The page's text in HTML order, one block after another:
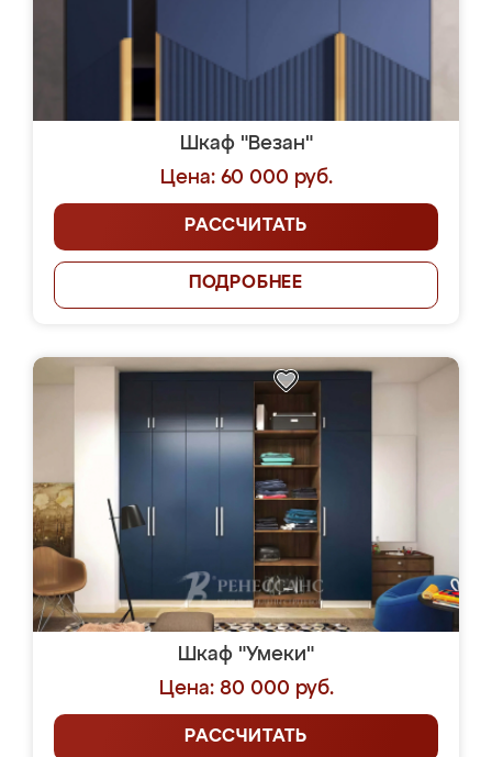
Шкаф "Везан"
Цена: 60 000 руб.
РАССЧИТАТЬ
ПОДРОБНЕЕ
Шкаф "Умеки"
Цена: 80 000 руб.
РАССЧИТАТЬ